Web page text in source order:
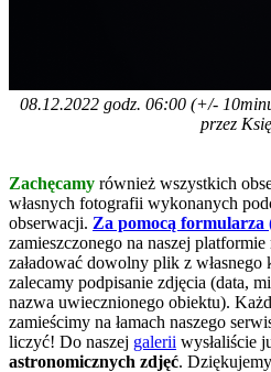
08.12.2022 godz. 06:00 (+/-
przez
Zachęcamy również wszystkich
własnych fotografii wykonanych
obserwacji. Za pomocą formularza
zamieszczonego na naszej
załadować dowolny plik z własnego
zalecamy podpisanie zdjęcia (data,
nazwa uwiecznionego obiektu).
zamieścimy na łamach naszego
liczyć! Do naszej galerii wysłaliście
astronomicznych zdjęć.